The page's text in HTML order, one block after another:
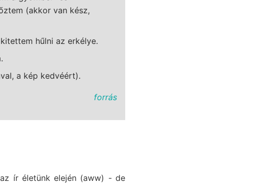
(akkor van kész,
hűlni az erkélye.
a kép kedvéért).
forrás
ír életünk elején (aww) - de